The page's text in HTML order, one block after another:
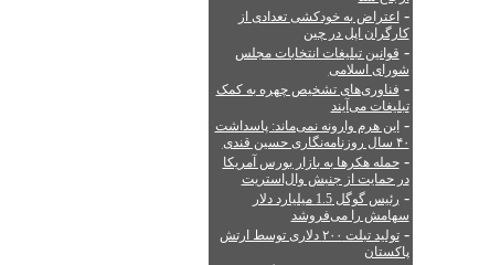
- اعتراض به خودکشی تعدادی از
کارگران اپل در چین
- قوانین تبلیغات انتخابات مجلس
شورای اسلامی
- فناوری‌های تشخیص چهره به کمک
تبلیغات می‌آیند
-این هرم وارونه نمی‌ماند: پاسداشت
۴۰ سال روزنامه‌نگاری حسین قندی
-حمله هکرها به بازار بورس آمریکا
در حمایت از جنبش وال‌استریت
-
رئیس گوگل 1.5 میلیارد دلار
سهامش را می‌فروشد
-
تولید تبلت ۲۰۰ دلاری توسط ارتش
پاکستان